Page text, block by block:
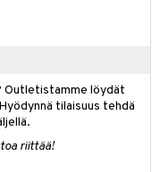
Outletistamme löydät
tilaisuus tehdä
riittää!